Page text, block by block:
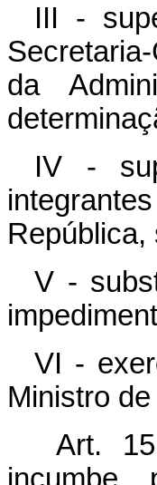
III -
da
IV -
República,
V -
VI -
Ministro
Art.
incumbe